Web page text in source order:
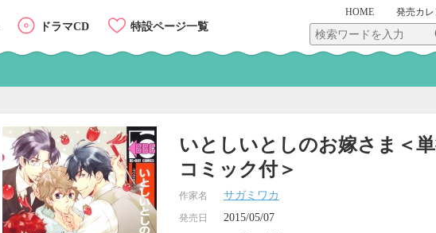
HOME 発売カ
ドラマCD 特設ページ一覧
いとしいとしのお嫁さま＜
コミック付＞
作家名 サガミワカ
発売日 2015/05/07